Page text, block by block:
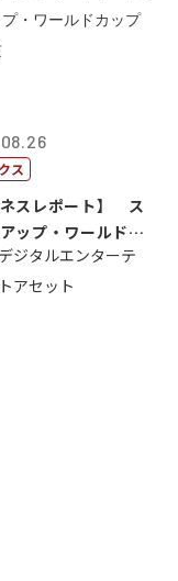
ス
ネスレポート】 ス
ップ・ワールドカ
ジタルエンターテ
アセット